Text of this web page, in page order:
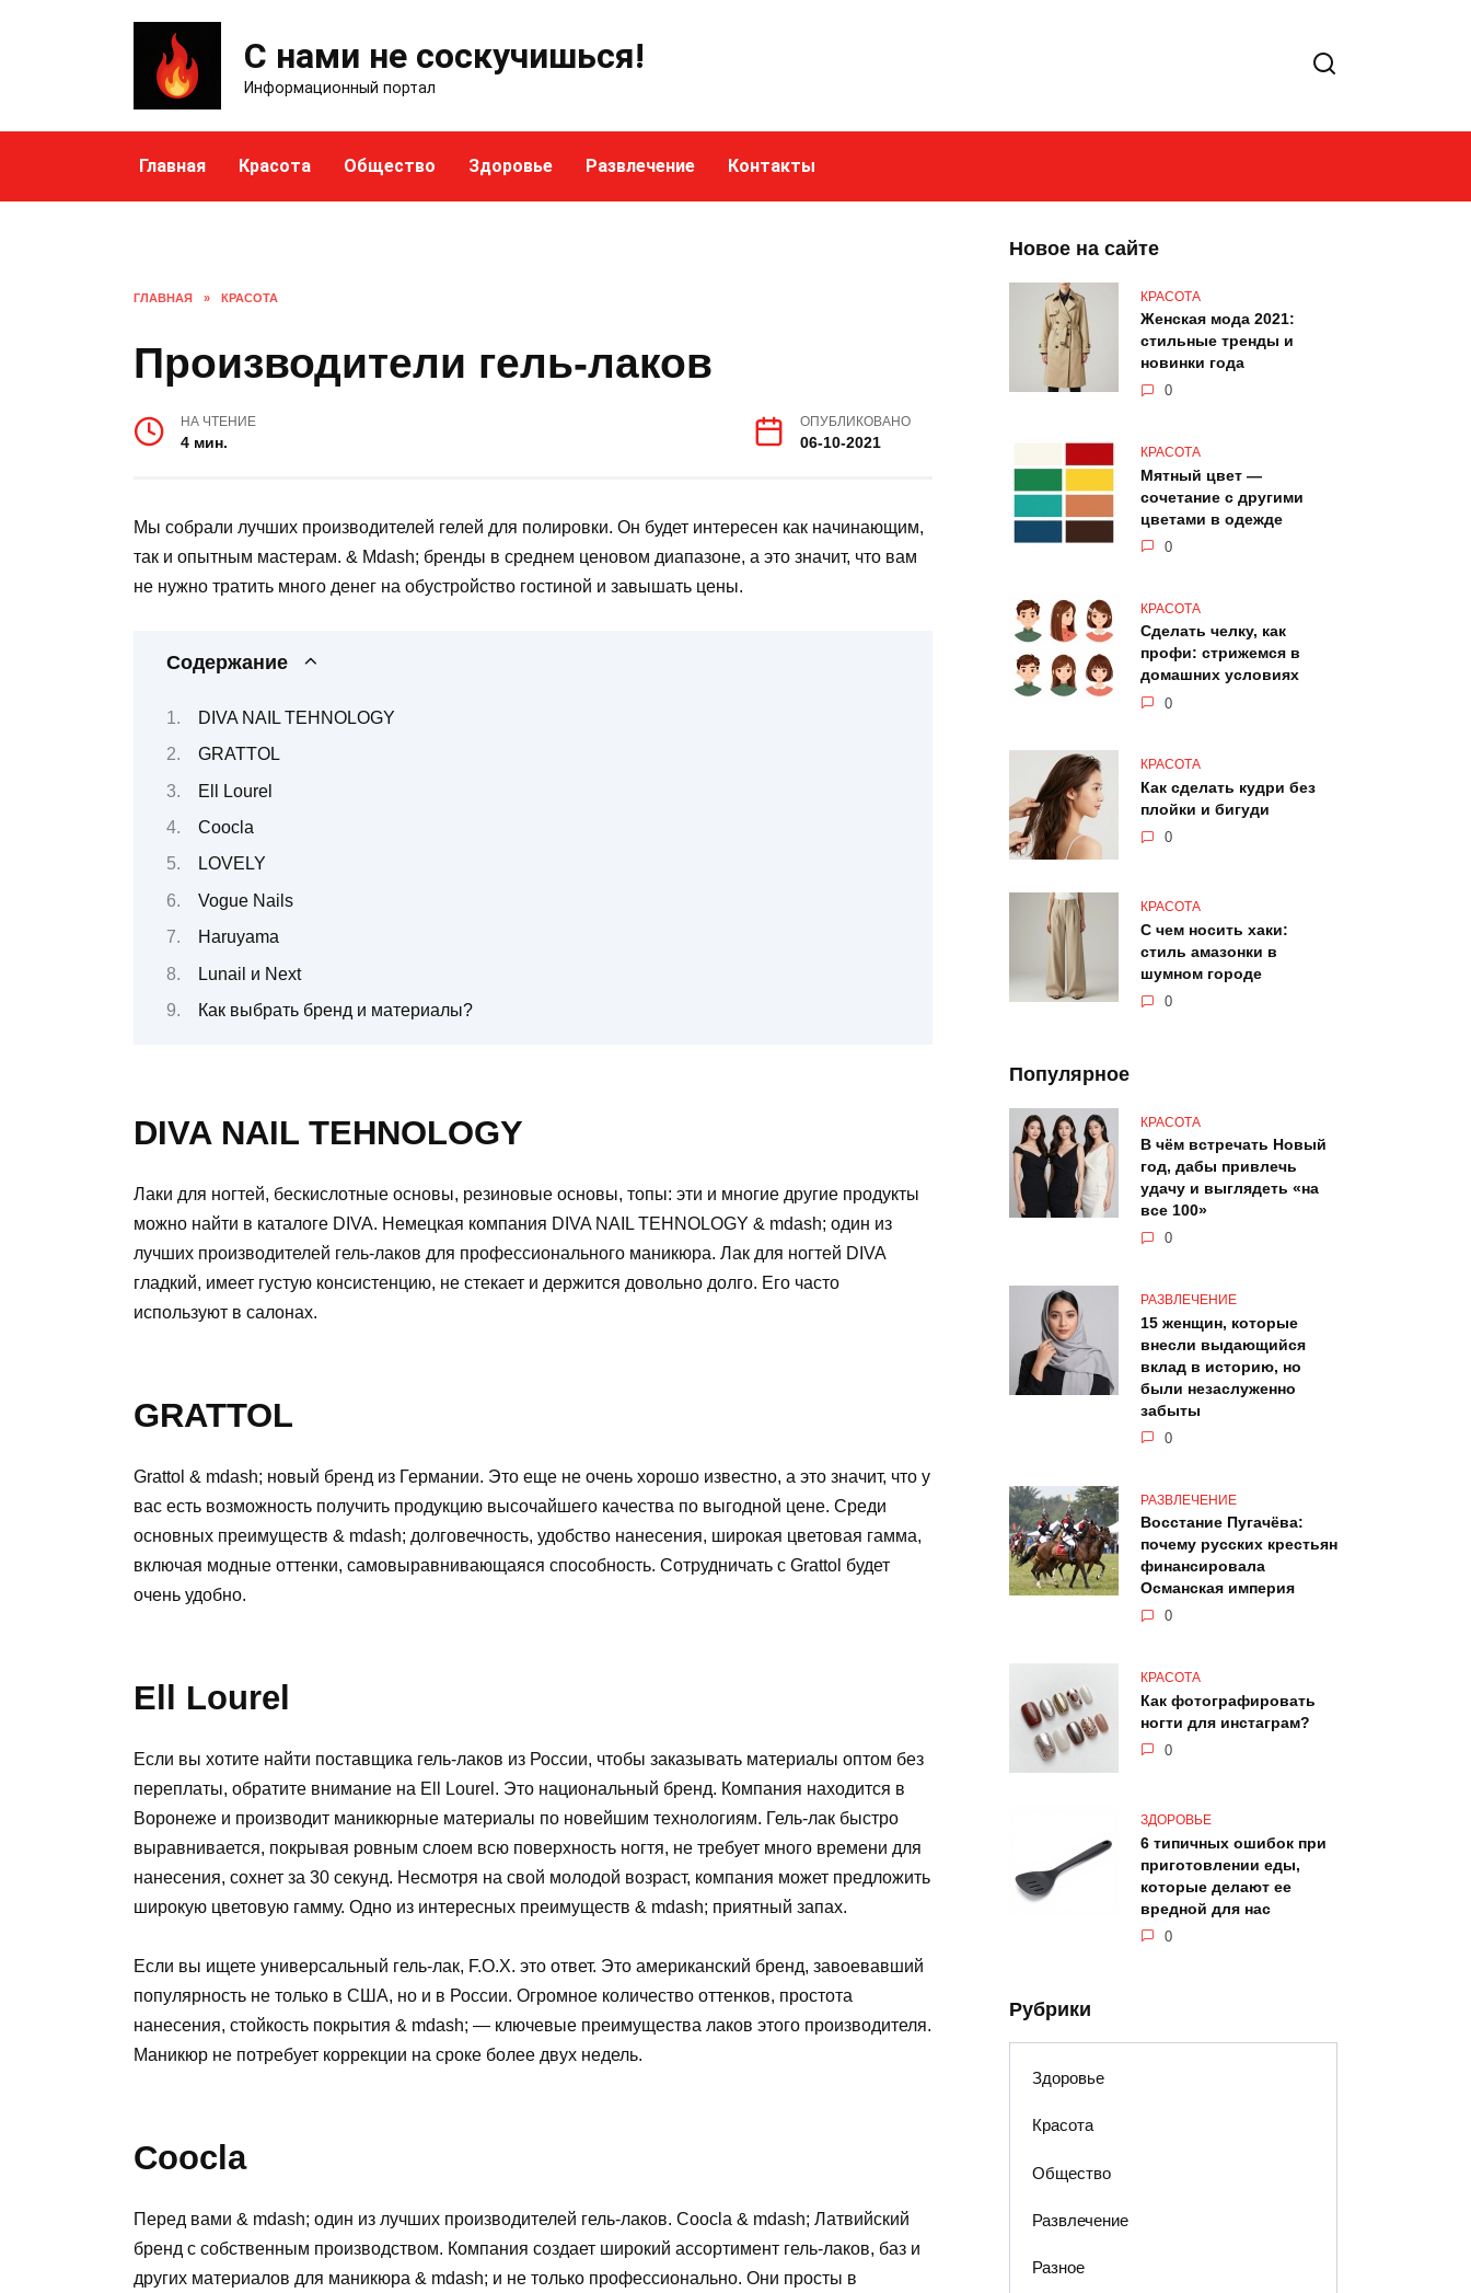
С нами не соскучишься!
Информационный портал
Главная Красота Общество Здоровье Развлечение Контакты
ГЛАВНАЯ » КРАСОТА
Производители гель-лаков
НА ЧТЕНИЕ
4 мин.
ОПУБЛИКОВАНО
06-10-2021
Мы собрали лучших производителей гелей для полировки. Он будет интересен как начинающим,
так и опытным мастерам. & Mdash; бренды в среднем ценовом диапазоне, а это значит, что вам
не нужно тратить много денег на обустройство гостиной и завышать цены.
Содержание
DIVA NAIL TEHNOLOGY
GRATTOL
Ell Lourel
Coocla
LOVELY
Vogue Nails
Haruyama
Lunail и Next
Как выбрать бренд и материалы?
DIVA NAIL TEHNOLOGY
Лаки для ногтей, бескислотные основы, резиновые основы, топы: эти и многие другие продукты
можно найти в каталоге DIVA. Немецкая компания DIVA NAIL TEHNOLOGY & mdash; один из
лучших производителей гель-лаков для профессионального маникюра. Лак для ногтей DIVA
гладкий, имеет густую консистенцию, не стекает и держится довольно долго. Его часто
используют в салонах.
GRATTOL
Grattol & mdash; новый бренд из Германии. Это еще не очень хорошо известно, а это значит, что у
вас есть возможность получить продукцию высочайшего качества по выгодной цене. Среди
основных преимуществ & mdash; долговечность, удобство нанесения, широкая цветовая гамма,
включая модные оттенки, самовыравнивающаяся способность. Сотрудничать с Grattol будет
очень удобно.
Ell Lourel
Если вы хотите найти поставщика гель-лаков из России, чтобы заказывать материалы оптом без
переплаты, обратите внимание на Ell Lourel. Это национальный бренд. Компания находится в
Воронеже и производит маникюрные материалы по новейшим технологиям. Гель-лак быстро
выравнивается, покрывая ровным слоем всю поверхность ногтя, не требует много времени для
нанесения, сохнет за 30 секунд. Несмотря на свой молодой возраст, компания может предложить
широкую цветовую гамму. Одно из интересных преимуществ & mdash; приятный запах.
Если вы ищете универсальный гель-лак, F.O.X. это ответ. Это американский бренд, завоевавший
популярность не только в США, но и в России. Огромное количество оттенков, простота
нанесения, стойкость покрытия & mdash; — ключевые преимущества лаков этого производителя.
Маникюр не потребует коррекции на сроке более двух недель.
Coocla
Перед вами & mdash; один из лучших производителей гель-лаков. Coocla & mdash; Латвийский
бренд с собственным производством. Компания создает широкий ассортимент гель-лаков, баз и
других материалов для маникюра & mdash; и не только профессионально. Они просты в
Новое на сайте
КРАСОТА
Женская мода 2021:
стильные тренды и
новинки года
0
КРАСОТА
Мятный цвет —
сочетание с другими
цветами в одежде
0
КРАСОТА
Сделать челку, как
профи: стрижемся в
домашних условиях
0
КРАСОТА
Как сделать кудри без
плойки и бигуди
0
КРАСОТА
С чем носить хаки:
стиль амазонки в
шумном городе
0
Популярное
КРАСОТА
В чём встречать Новый
год, дабы привлечь
удачу и выглядеть «на
все 100»
0
РАЗВЛЕЧЕНИЕ
15 женщин, которые
внесли выдающийся
вклад в историю, но
были незаслуженно
забыты
0
РАЗВЛЕЧЕНИЕ
Восстание Пугачёва:
почему русских крестьян
финансировала
Османская империя
0
КРАСОТА
Как фотографировать
ногти для инстаграм?
0
ЗДОРОВЬЕ
6 типичных ошибок при
приготовлении еды,
которые делают ее
вредной для нас
0
Рубрики
Здоровье
Красота
Общество
Развлечение
Разное